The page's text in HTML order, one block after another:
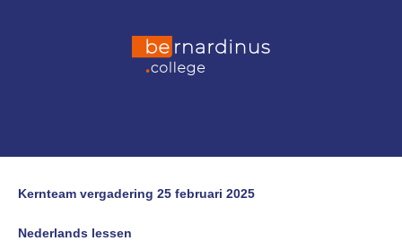
Kernteam vergadering 25 februari 2025
Nederlands lessen